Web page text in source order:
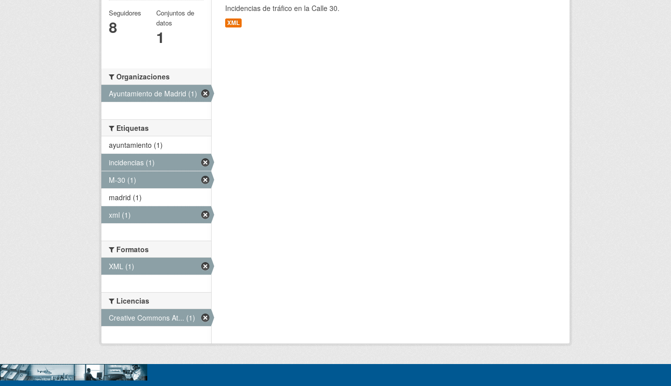
Incidencias de tráfico en la Calle 30.
XML
Seguidores
8
Conjuntos de
datos
1
Organizaciones
Ayuntamiento de Madrid (1)
Etiquetas
ayuntamiento (1)
incidencias (1)
M-30 (1)
madrid (1)
xml (1)
Formatos
XML (1)
Licencias
Creative Commons At... (1)